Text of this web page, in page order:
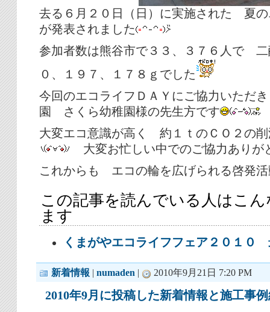
去る６月２０日（日）に実施された 夏
が発表されました
参加者数は熊谷市で３３、３７６人で
０、１９７、１７８ｇでした
今回のエコライフＤＡＹにご協力いただ
園 さくら幼稚園様の先生方です
大変エコ意識が高く 約１ｔのＣＯ２の
大変お忙しい中でのご協力ありが
これからも エコの輪を広げられる啓発
この記事を読んでいる人はこ
ます
くまがやエコライフフェア２０１０
新着情報 numaden 2010年9月21日 7:20 PM
2010年9月に投稿した新着情報と施工事